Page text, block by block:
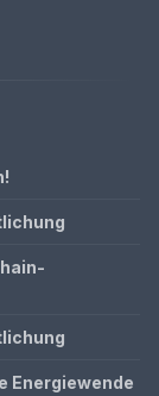
Energiewende